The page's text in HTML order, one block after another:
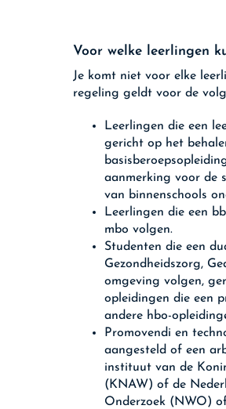
Voor welke leerlingen
Je komt niet voor elke
regeling geldt voor de
Leerlingen die een
gericht op het
aanmerking voor de
van binnenschools
Leerlingen die een
mbo volgen.
Studenten die een
Gezondheidszorg,
omgeving volgen,
opleidingen die een
andere hbo-
Promovendi en
aangesteld of een
instituut van de
(KNAW) of de
Onderzoek (NWO)